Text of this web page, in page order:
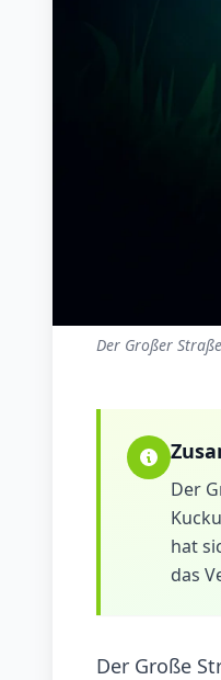
Der Großer
Der
hat
das
Der Große